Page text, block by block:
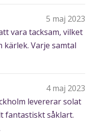
5 maj 2023
vara tacksam, vilket
Varje samtal
4 maj 2023
levererar solat
fantastiskt såklart.